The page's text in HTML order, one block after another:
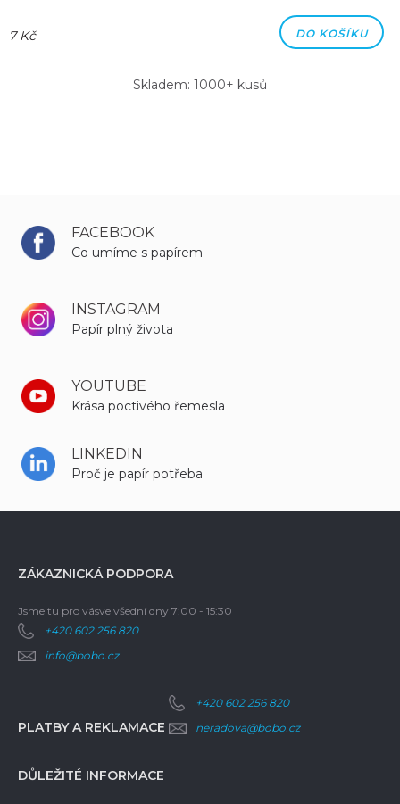
7 Kč DO KOŠÍKU
Skladem: 1000+ kusů
FACEBOOK
Co umíme s papírem
INSTAGRAM
Papír plný života
YOUTUBE
Krása poctivého řemesla
LINKEDIN
Proč je papír potřeba
ZÁKAZNICKÁ PODPORA
Jsme tu pro vásve všední dny 7:00 - 15:30
+420 602 256 820
info@bobo.cz
PLATBY A REKLAMACE
+420 602 256 820
neradova@bobo.cz
DŮLEŽITÉ INFORMACE